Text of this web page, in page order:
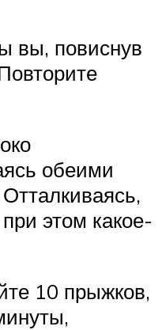
вы, повиснув
обеими
этом какое-
10 прыжков,